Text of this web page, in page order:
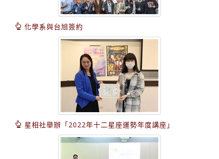
化學系與台旭簽約
星相社舉辦「2022年十二星座運勢年度講座」